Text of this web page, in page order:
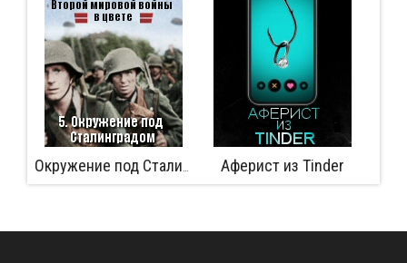
Окружение под Сталинградом Аферист из Tinder